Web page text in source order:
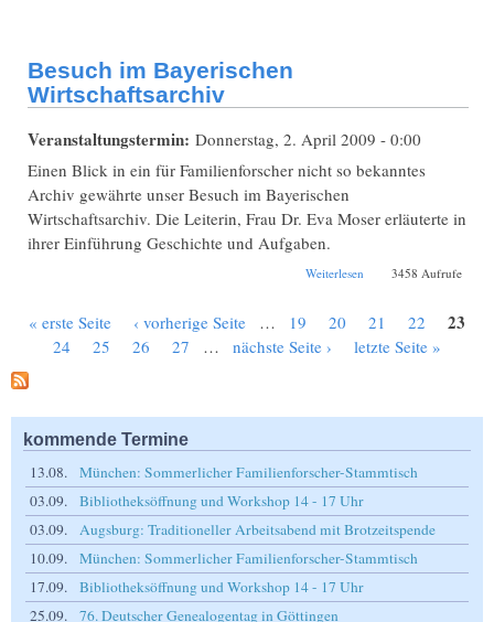
Besuch im Bayerischen
Wirtschaftsarchiv
Veranstaltungstermin: Donnerstag, 2. April 2009 - 0:00
Einen Blick in ein für Familienforscher nicht so bekanntes
Archiv gewährte unser Besuch im Bayerischen
Wirtschaftsarchiv. Die Leiterin, Frau Dr. Eva Moser erläuterte in
ihrer Einführung Geschichte und Aufgaben.
Weiterlesen über Besuch im
3458 Aufrufe
Seiten
« erste Seite ‹ vorherige Seite … 19 20 21 22 23
24 25 26 27 … nächste Seite › letzte Seite »
kommende Termine
13.08.
München: Sommerlicher Familienforscher-Stammtisch
03.09.
Bibliotheksöffnung und Workshop 14 - 17 Uhr
03.09.
Augsburg: Traditioneller Arbeitsabend mit Brotzeitspende
10.09.
München: Sommerlicher Familienforscher-Stammtisch
17.09.
Bibliotheksöffnung und Workshop 14 - 17 Uhr
25.09.
76. Deutscher Genealogentag in Göttingen